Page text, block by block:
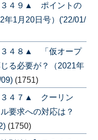
３４９▲ ポイントの
年1月20日号）('22/01/
３４８▲ 「仮オープ
る必要が？（2021年
(1751)
３４７▲ クーリン
要求への対応は？
(1750)